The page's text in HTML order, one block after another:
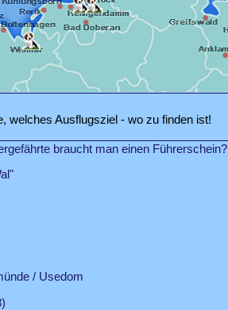
welches Ausflugsziel - wo zu finden ist!
braucht man einen Führerschein?
/ Usedom